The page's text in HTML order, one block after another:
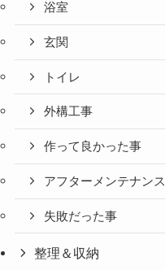
浴室
玄関
トイレ
外構工事
作って良かった事
アフターメンテナンス
失敗だった事
整理＆収納